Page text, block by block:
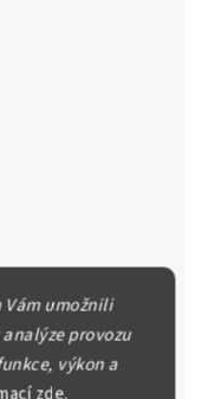
Vám umožnili
provozu
výkon a